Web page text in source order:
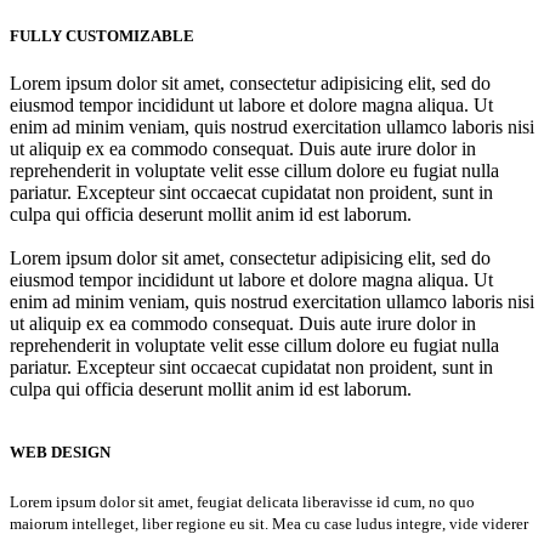
FULLY CUSTOMIZABLE
Lorem ipsum dolor sit amet, consectetur adipisicing elit, sed do
eiusmod tempor incididunt ut labore et dolore magna aliqua. Ut
enim ad minim veniam, quis nostrud exercitation ullamco laboris nisi
ut aliquip ex ea commodo consequat. Duis aute irure dolor in
reprehenderit in voluptate velit esse cillum dolore eu fugiat nulla
pariatur. Excepteur sint occaecat cupidatat non proident, sunt in
culpa qui officia deserunt mollit anim id est laborum.
Lorem ipsum dolor sit amet, consectetur adipisicing elit, sed do
eiusmod tempor incididunt ut labore et dolore magna aliqua. Ut
enim ad minim veniam, quis nostrud exercitation ullamco laboris nisi
ut aliquip ex ea commodo consequat. Duis aute irure dolor in
reprehenderit in voluptate velit esse cillum dolore eu fugiat nulla
pariatur. Excepteur sint occaecat cupidatat non proident, sunt in
culpa qui officia deserunt mollit anim id est laborum.
WEB DESIGN
Lorem ipsum dolor sit amet, feugiat delicata liberavisse id cum, no quo
maiorum intelleget, liber regione eu sit. Mea cu case ludus integre, vide viderer